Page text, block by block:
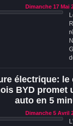
Dimanche 17 Mai
électrique:
BYD promet
auto en 5
Dimanche 5 Avril